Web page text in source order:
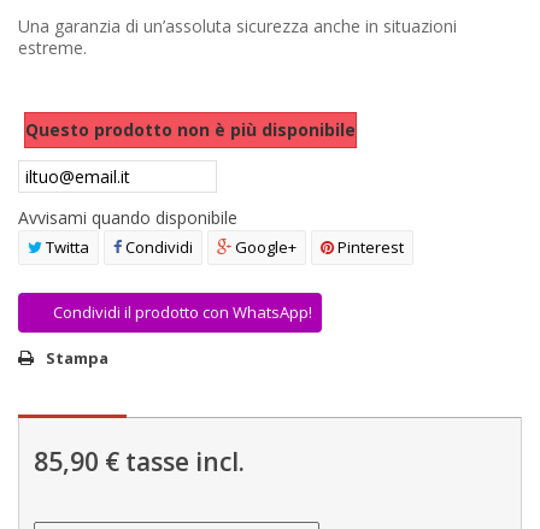
DICONO DI NOI
Una garanzia di un’assoluta sicurezza anche in situazioni
estreme.
Questo prodotto non è più disponibile
Avvisami quando disponibile
Twitta Condividi Google+ Pinterest
Condividi il prodotto con WhatsApp!
Stampa
85,90 € tasse incl.